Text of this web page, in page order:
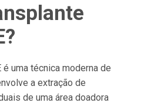
uma técnica moderna de
a extração de
de uma área doadora